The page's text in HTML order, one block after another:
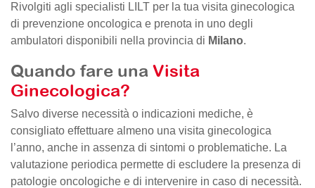
Rivolgiti agli specialisti LILT per la tua visita ginecologica
di prevenzione oncologica e prenota in uno degli
ambulatori disponibili nella provincia di Milano.
Quando fare una Visita
Ginecologica?
Salvo diverse necessità o indicazioni mediche, è
consigliato effettuare almeno una visita ginecologica
l’anno, anche in assenza di sintomi o problematiche. La
valutazione periodica permette di escludere la presenza di
patologie oncologiche e di intervenire in caso di necessità.